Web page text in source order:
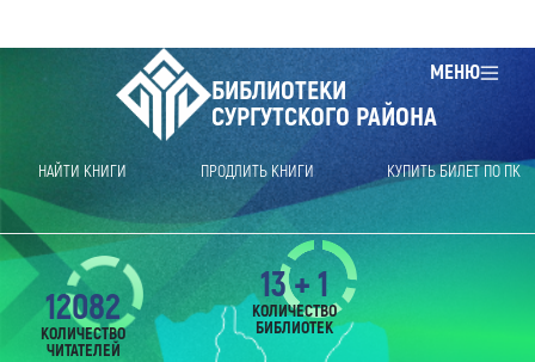
МЕНЮ
БИБЛИОТЕКИ
СУРГУТСКОГО РАЙОНА
НАЙТИ КНИГИ ПРОДЛИТЬ КНИГИ КУПИТЬ БИЛЕТ ПО ПК
12082
КОЛИЧЕСТВО
ЧИТАТЕЛЕЙ
13 + 1
КОЛИЧЕСТВО
БИБЛИОТЕК